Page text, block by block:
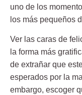
uno de los
los más pequeños
Ver las caras de
la forma más
de extrañar que
esperados por la
embargo, escoger